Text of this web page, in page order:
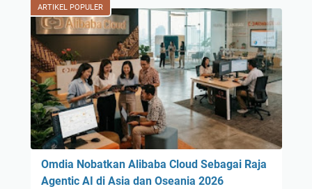
ARTIKEL POPULER
Omdia Nobatkan Alibaba Cloud Sebagai Raja
Agentic AI di Asia dan Oseania 2026